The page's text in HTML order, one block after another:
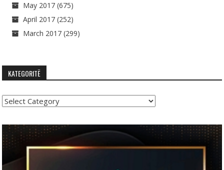
May 2017 (675)
April 2017 (252)
March 2017 (299)
KATEGORITË
Kategoritë